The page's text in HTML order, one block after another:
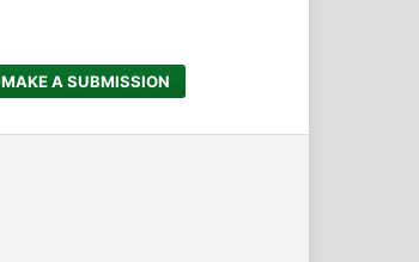
MAKE A SUBMISSION